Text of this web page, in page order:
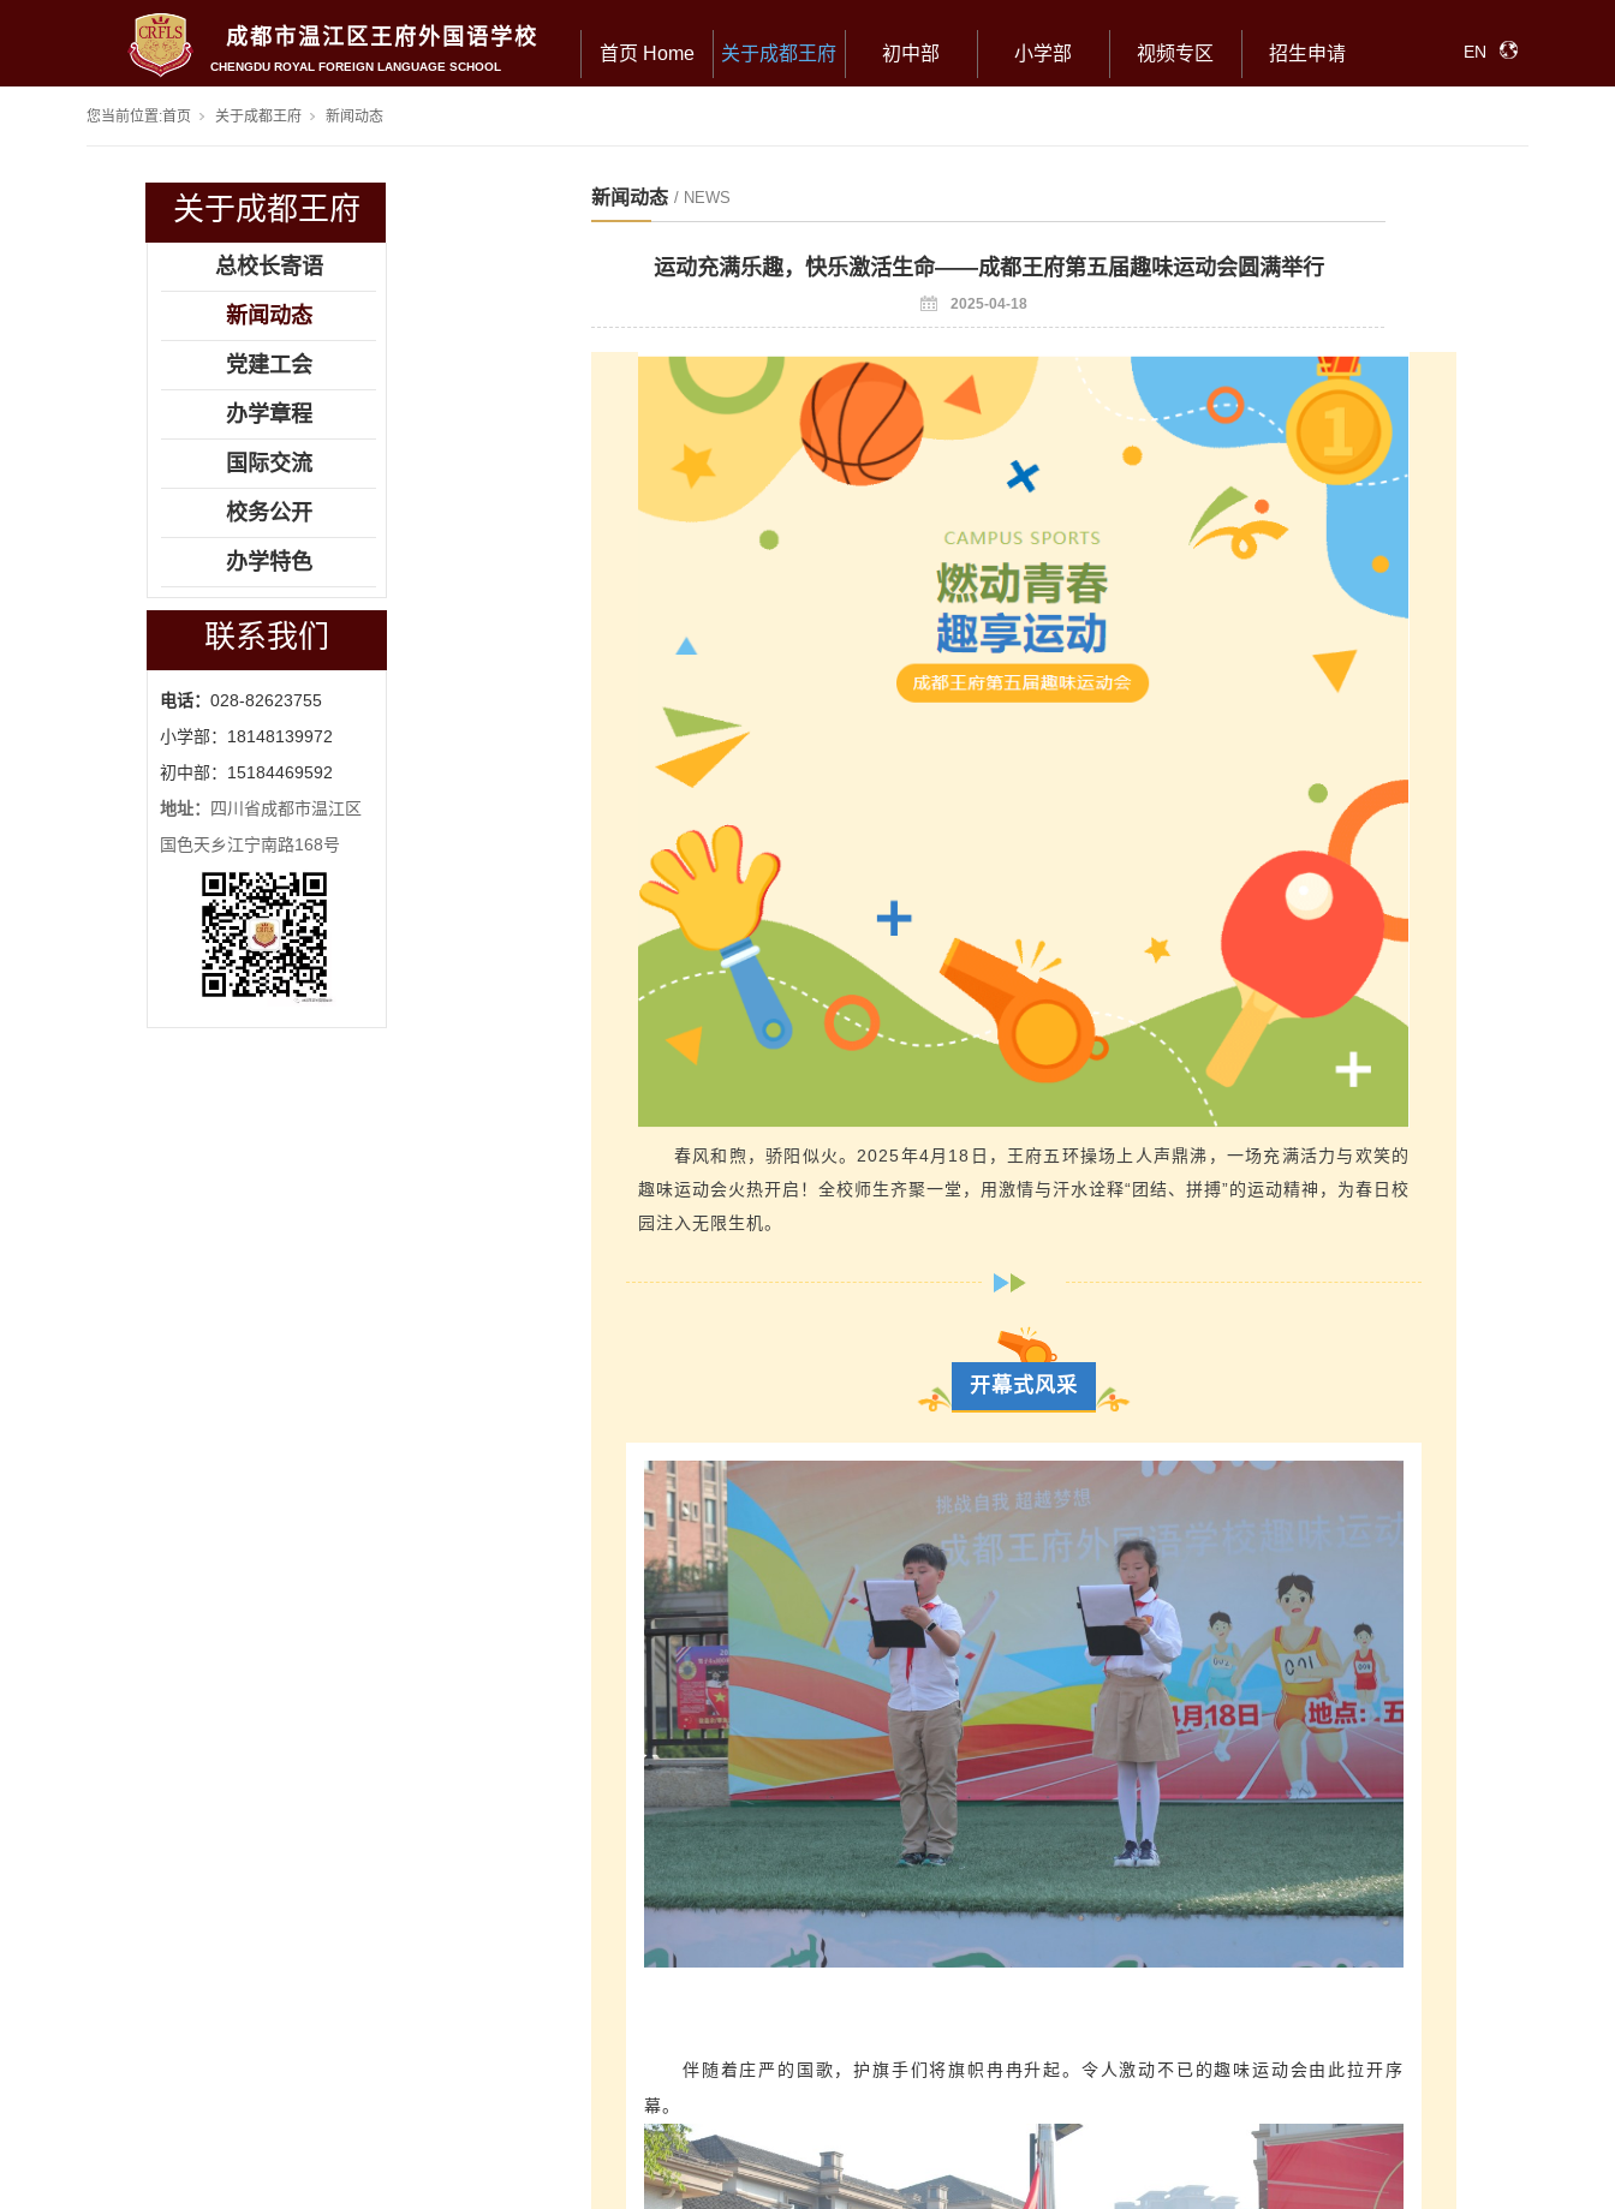
成都市温江区王府外国语学校
CHENGDU ROYAL FOREIGN LANGUAGE SCHOOL
首页 Home 关于成都王府 初中部 小学部 视频专区 招生申请 EN
您当前位置:首页 关于成都王府 新闻动态
关于成都王府
总校长寄语
新闻动态
党建工会
办学章程
国际交流
校务公开
办学特色
联系我们
电话： 028-82623755
小学部：18148139972
初中部：15184469592
地址：
四川省成都市温江区
国色天乡江宁南路168号
新闻动态 / NEWS
运动充满乐趣，快乐激活生命——成都王府第五届趣味运动会圆满举行
2025-04-18
春风和煦，骄阳似火。2025年4月18日，王府五环操场上人声鼎沸，一场充满活力与欢笑的
趣味运动会火热开启！全校师生齐聚一堂，用激情与汗水诠释“团结、拼搏”的运动精神，为春日校
园注入无限生机。
开幕式风采
伴随着庄严的国歌，护旗手们将旗帜冉冉升起。令人激动不已的趣味运动会由此拉开序
幕。